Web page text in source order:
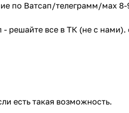
по Ватсап/телеграмм/мах
решайте все в ТК (не с нами).
есть такая возможность.